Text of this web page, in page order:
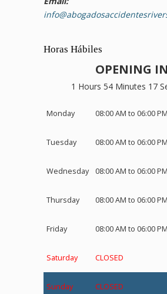
Horas Hábiles
OPENING IN
1 Hours 54 Minutes 17
Monday 08:00 AM to 06:00 PM
Tuesday 08:00 AM to 06:00 PM
Wednesday 08:00 AM to 06:00 PM
Thursday 08:00 AM to 06:00 PM
Friday 08:00 AM to 06:00 PM
Saturday CLOSED
Sunday CLOSED